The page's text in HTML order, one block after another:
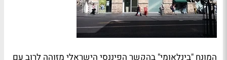
המונח "בינלאומי" בהקשר הפיננסי הישראלי מזוהה לרוב עם